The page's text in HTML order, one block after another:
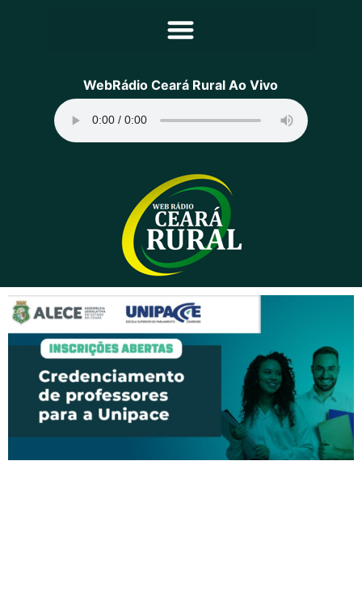
Principal
Programação
Equipe
Contato
Sobre
WebRádio Ceará Rural Ao Vivo